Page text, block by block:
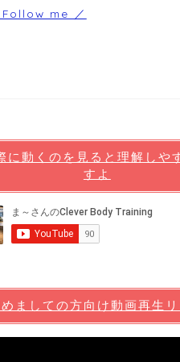
Follow me ／
に動くのを見ると理解しや
すよ
ましての方向け動画再生リ